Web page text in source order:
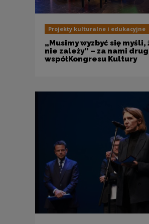
Projekty kulturalne i edukacyjne
„Musimy wyzbyć się myśli,
nie zależy” – za nami
współKongresu Kultury